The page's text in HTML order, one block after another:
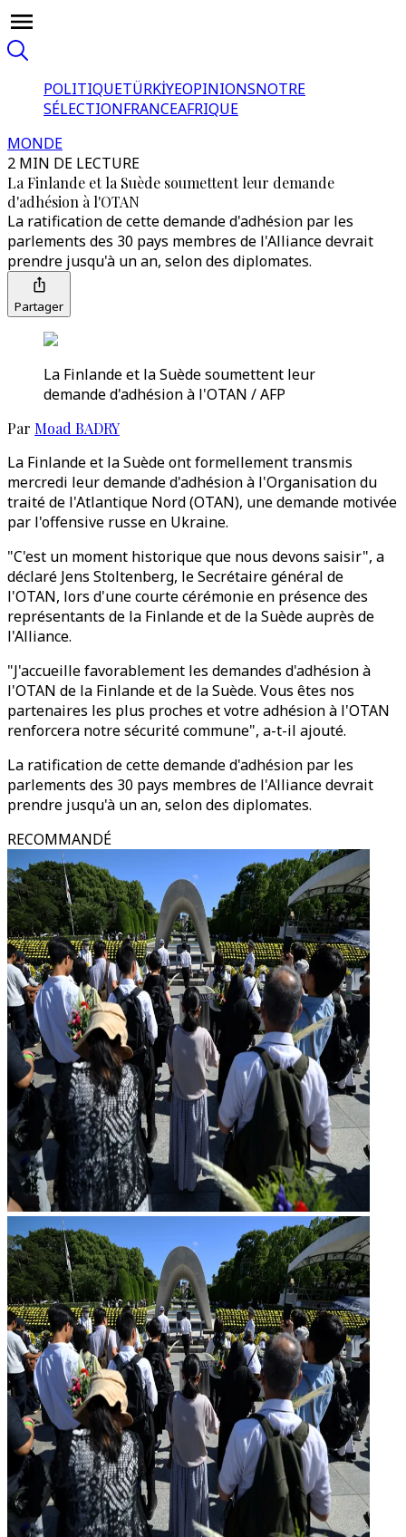
POLITIQUETÜRKİYEOPINIONSNOTRE
SÉLECTIONFRANCEAFRIQUE
MONDE
2 MIN DE LECTURE
La Finlande et la Suède soumettent leur demande
d'adhésion à l'OTAN
La ratification de cette demande d'adhésion par les
parlements des 30 pays membres de l'Alliance devrait
prendre jusqu'à un an, selon des diplomates.
Partager
La Finlande et la Suède soumettent leur
demande d'adhésion à l'OTAN / AFP
Par Moad BADRY
La Finlande et la Suède ont formellement transmis
mercredi leur demande d'adhésion à l'Organisation du
traité de l'Atlantique Nord (OTAN), une demande motivée
par l'offensive russe en Ukraine.
"C'est un moment historique que nous devons saisir", a
déclaré Jens Stoltenberg, le Secrétaire général de
l'OTAN, lors d'une courte cérémonie en présence des
représentants de la Finlande et de la Suède auprès de
l'Alliance.
"J'accueille favorablement les demandes d'adhésion à
l'OTAN de la Finlande et de la Suède. Vous êtes nos
partenaires les plus proches et votre adhésion à l'OTAN
renforcera notre sécurité commune", a-t-il ajouté.
La ratification de cette demande d'adhésion par les
parlements des 30 pays membres de l'Alliance devrait
prendre jusqu'à un an, selon des diplomates.
RECOMMANDÉ